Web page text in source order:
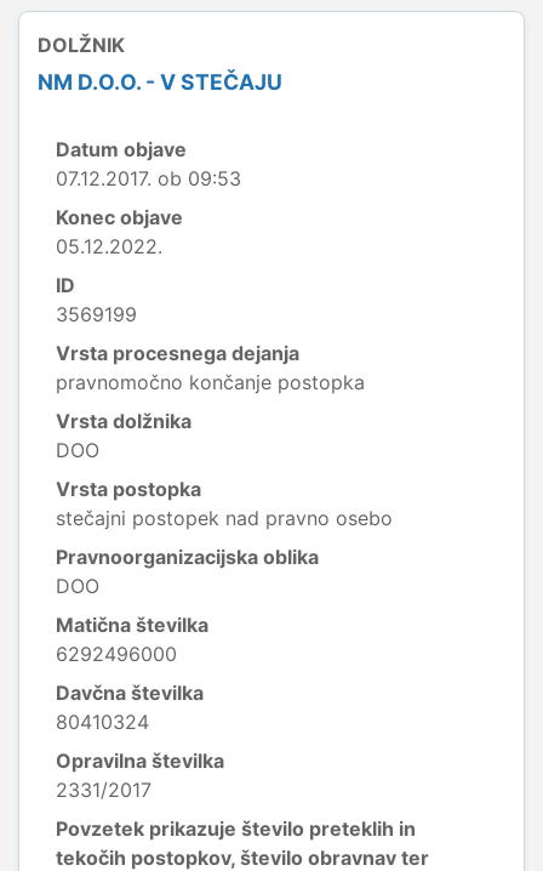
DOLŽNIK
NM D.O.O. - V STEČAJU
Datum objave
07.12.2017. ob 09:53
Konec objave
05.12.2022.
ID
3569199
Vrsta procesnega dejanja
pravnomočno končanje postopka
Vrsta dolžnika
DOO
Vrsta postopka
stečajni postopek nad pravno osebo
Pravnoorganizacijska oblika
DOO
Matična številka
6292496000
Davčna številka
80410324
Opravilna številka
2331/2017
Povzetek prikazuje število preteklih in
tekočih postopkov, število obravnav ter